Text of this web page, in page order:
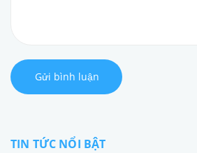
Gửi bình luận
TIN TỨC NỔI BẬT